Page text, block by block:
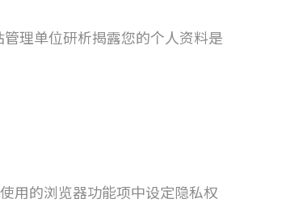
理单位研析揭露您的个人资料是
用的浏览器功能项中设定隐私权